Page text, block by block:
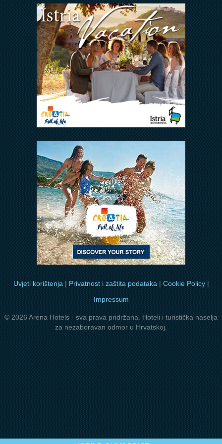
Arena Hospitality Group
Uvjeti korištenja | Privatnost i zaštita podataka | Cookie Policy|
Impressum
© 2026 Arena Hotels - sva prava pridržana. Hoteli i turistička naselja
za nezaboravan odmor u Hrvatskoj.